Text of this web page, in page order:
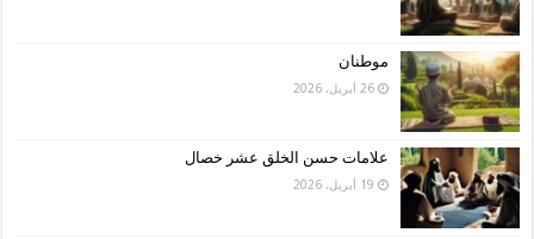
موطنان
26 أبريل، 2026
علامات حسن الخلق عشر خصال
19 أبريل، 2026